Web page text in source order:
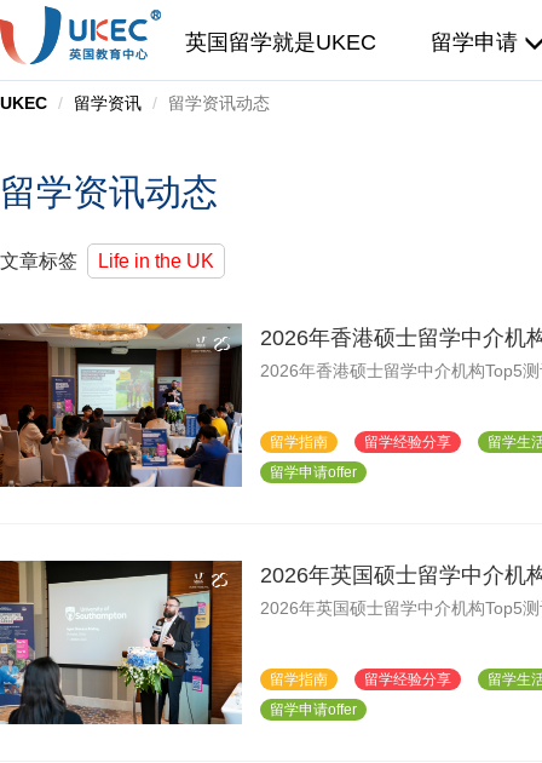
英国留学就是UKEC 留学申请
UKEC 留学资讯 留学资讯动态
留学资讯动态
文章标签 Life in the UK
2026年香港硕士留学中介机
2026年香港硕士留学中介机构Top5
留学指南 留学经验分享
留学生
留学申请offer
2026年英国硕士留学中介机
2026年英国硕士留学中介机构Top5
留学指南 留学经验分享
留学生
留学申请offer